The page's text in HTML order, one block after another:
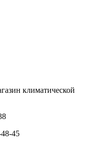
климатической
45